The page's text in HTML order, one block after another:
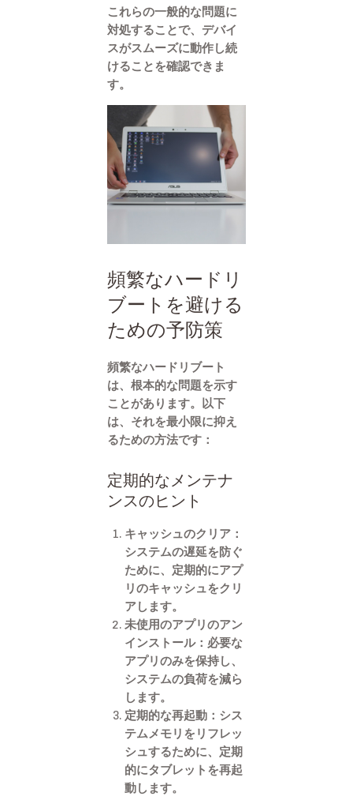
これらの一般的な問題に
対処することで、デバイ
スがスムーズに動作し続
けることを確認できま
す。
頻繁なハードリ
ブートを避ける
ための予防策
頻繁なハードリブート
は、根本的な問題を示す
ことがあります。以下
は、それを最小限に抑え
るための方法です：
定期的なメンテナ
ンスのヒント
キャッシュのクリア ：
システムの遅延を防ぐ
ために、定期的にアプ
リのキャッシュをクリ
アします。
未使用のアプリのアン
インストール：必要な
アプリのみを保持し、
システムの負荷を減ら
します。
定期的な再起動 ：シス
テムメモリをリフレッ
シュするために、定期
的にタブレットを再起
動します。